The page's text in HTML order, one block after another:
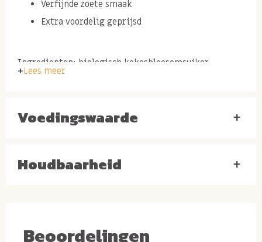
Verfijnde zoete smaak
Extra voordelig geprijsd
Ingredienten: biologisch kokosbloesemsuiker
Lees meer
Voedingswaarde +
Houdbaarheid +
Beoordelingen